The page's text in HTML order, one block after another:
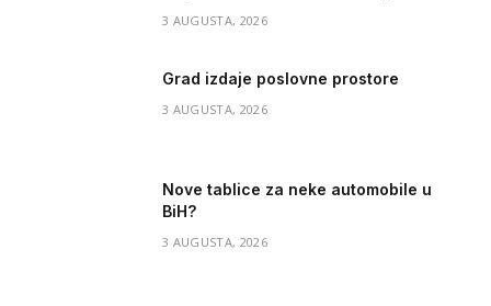
3 AUGUSTA, 2026
Grad izdaje poslovne prostore
3 AUGUSTA, 2026
Nove tablice za neke automobile u
BiH?
3 AUGUSTA, 2026